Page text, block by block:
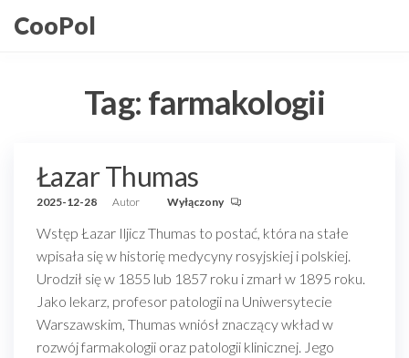
doCooPol
Tag: farmakologii
Łazar Thumas
2025-12-28 Autor Wyłączony
Wstęp Łazar Iljicz Thumas to postać, która na stałe
wpisała się w historię medycyny rosyjskiej i polskiej.
Urodził się w 1855 lub 1857 roku i zmarł w 1895 roku.
Jako lekarz, profesor patologii na Uniwersytecie
Warszawskim, Thumas wniósł znaczący wkład w
rozwój farmakologii oraz patologii klinicznej. Jego